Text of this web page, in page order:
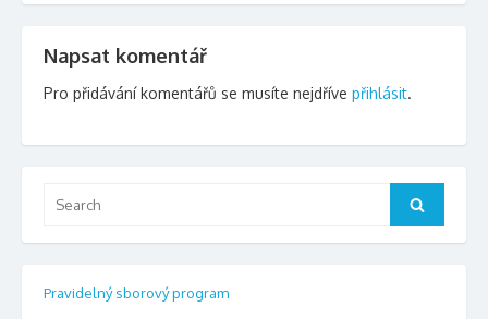
Napsat komentář
Pro přidávání komentářů se musíte nejdříve přihlásit.
Search
Pravidelný sborový program